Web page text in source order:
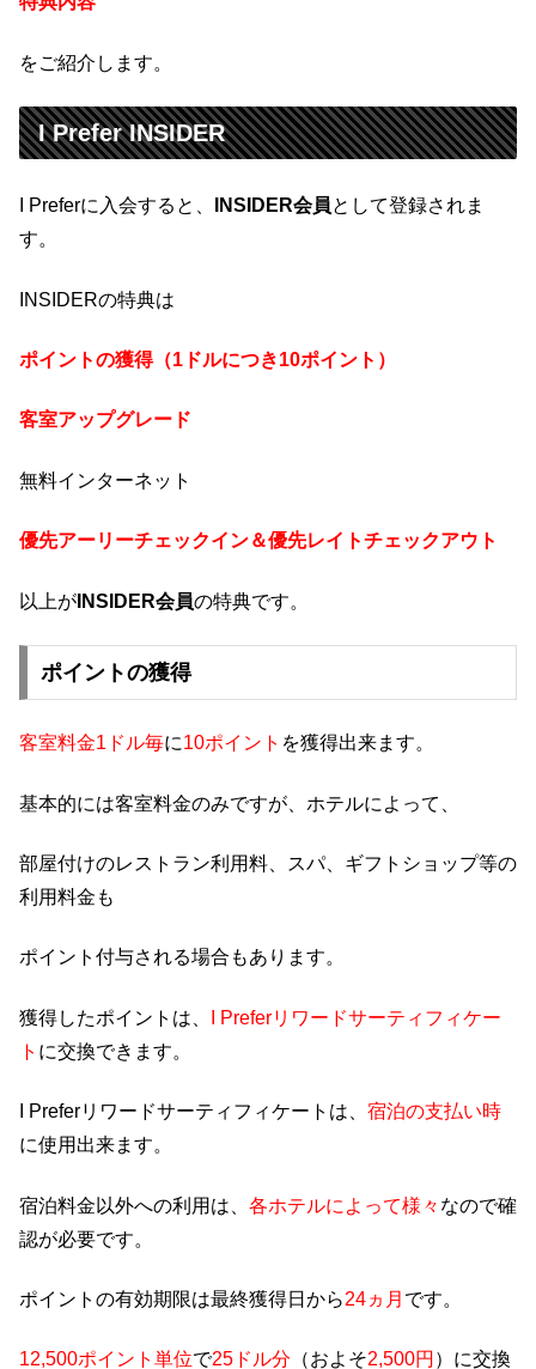
をご紹介します。
I Prefer INSIDER
I Preferに入会すると、 INSIDER会員として登録されま
す。
INSIDERの特典は
ポイントの獲得（1ドルにつき10ポイント）
客室アップグレード
無料インターネット
優先アーリーチェックイン＆優先レイトチェックアウト
以上が INSIDER会員の特典です。
ポイントの獲得
客室料金1ドル毎に10ポイント を獲得出来ます。
基本的には客室料金のみですが、ホテルによって、
部屋付けのレストラン利用料、スパ、ギフトショップ等の
利用料金も
ポイント付与される場合もあります。
獲得したポイントは、
I Preferリワードサーティフィケー
ト に交換できます。
I Preferリワードサーティフィケートは、 宿泊の支払い時
に使用出来ます。
宿泊料金以外への利用は、 各ホテルによって様々 なので確
認が必要です。
ポイントの有効期限は最終獲得日から24ヵ月 です。
12,500ポイント単位で25ドル分 （およそ2,500円 ）に交換